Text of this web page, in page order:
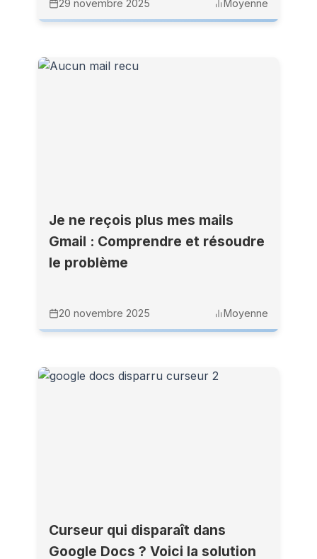
29 novembre 2025 Moyenne
Je ne reçois plus mes mails
Gmail : Comprendre et résoudre
le problème
20 novembre 2025 Moyenne
Curseur qui disparaît dans
Google Docs ? Voici la solution